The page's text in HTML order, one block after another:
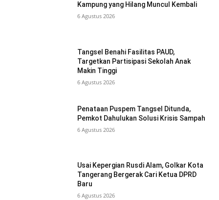
Kampung yang Hilang Muncul Kembali
6 Agustus 2026
Tangsel Benahi Fasilitas PAUD,
Targetkan Partisipasi Sekolah Anak
Makin Tinggi
6 Agustus 2026
Penataan Puspem Tangsel Ditunda,
Pemkot Dahulukan Solusi Krisis Sampah
6 Agustus 2026
Usai Kepergian Rusdi Alam, Golkar Kota
Tangerang Bergerak Cari Ketua DPRD
Baru
6 Agustus 2026